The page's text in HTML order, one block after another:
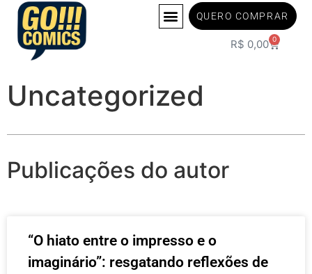
QUERO COMPRAR
R$ 0,00 0
Uncategorized
Publicações do autor
“O hiato entre o impresso e o
imaginário”: resgatando reflexões de